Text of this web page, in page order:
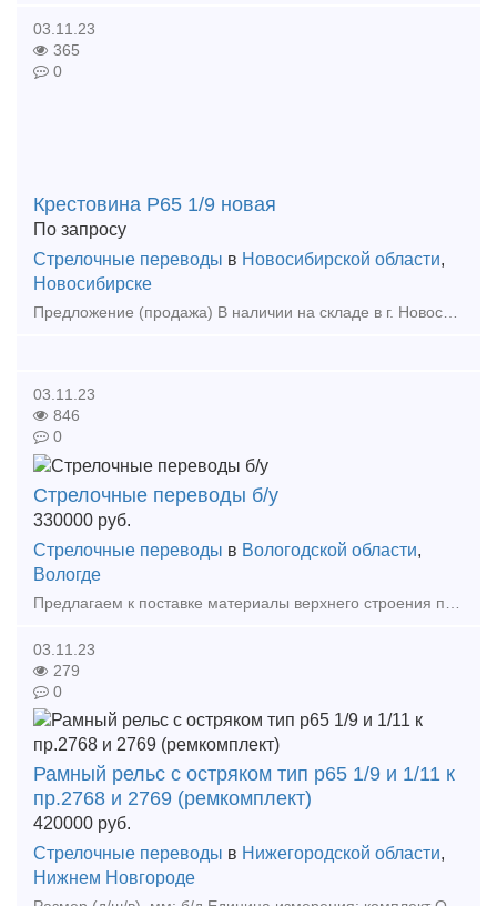
03.11.23
365
0
Крестовина Р65 1/9 новая
По запросу
Стрелочные переводы в Новосибирской области,
Новосибирске
03.11.23
846
0
Стрелочные переводы б/у
330000 руб.
Стрелочные переводы в Вологодской области,
Вологде
03.11.23
279
0
Рамный рельс с остряком тип р65 1/9 и 1/11 к
пр.2768 и 2769 (ремкомплект)
420000 руб.
Стрелочные переводы в Нижегородской области,
Нижнем Новгороде